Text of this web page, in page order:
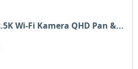
Wi-Fi Kamera QHD Pan &...